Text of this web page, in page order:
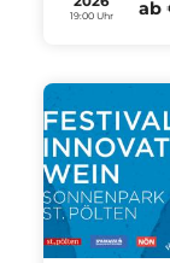
19:00 Uhr
ab